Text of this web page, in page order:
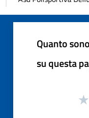
Quanto
su questa